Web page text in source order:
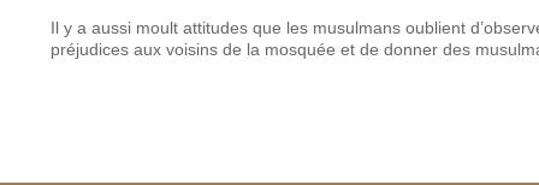
Il y a aussi moult attitudes que les musulmans oublient
préjudices aux voisins de la mosquée et de donner des